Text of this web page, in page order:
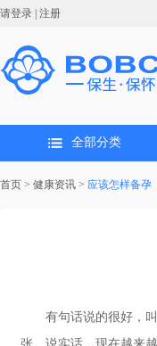
请登录 | 注册
全部分类
首页 > 健康资讯 > 应该怎样备孕
有句话说的很好，叫